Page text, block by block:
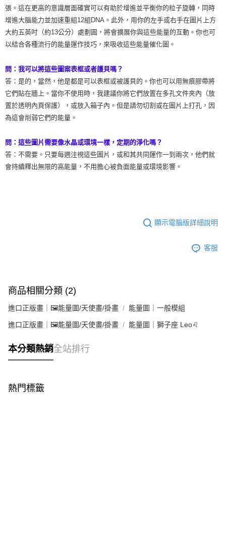
張。這在更高的意識層面確實可以有助於增進並平衡你的粒子旋轉，同時
增進大腦能力並加速重組12組DNA。此外，用你的左手或右手在圖片上方
大約五英吋（約13公分）處劃圓，將會擴展你與這些能量的互動。你也可
以結合各種流行的能量運作技巧，來吸收這些能量催化圖。
問：我可以將這些圖案表框或者護貝嗎？
答：是的，當然，他是都是可以表框或被護貝的。你也可以用無痕膠帶將
它們貼在牆上。當你不使用時，我建議你將它們放置在多孔文件夾內（放
置於透明內頁保護），或放入箱子內。但是請勿切割或在圖片上打孔，因
為這會削弱它們的能量。
問：這些圖片需要像水晶或環境一樣，定期的淨化嗎？
答：不需要。只要每週注視這些圖片，或和其共同運作一到兩次，他們就
會持續釋出無限的高能量，不用擔心被負面能量或環境影響。
顯示電腦版詳細說明
客服
商品相關分類 (2)
進口正版畫｜🖼️能量圖/天使畫/掛畫 能量圖｜一般模組
進口正版畫｜🖼️能量圖/天使畫/掛畫 能量圖｜獅子座 Leo♌
本分類熱銷全站排行
熱門標籤